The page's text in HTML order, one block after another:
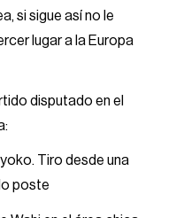
si sigue así no le
lugar a la Europa
disputado en el
Tiro desde una
poste